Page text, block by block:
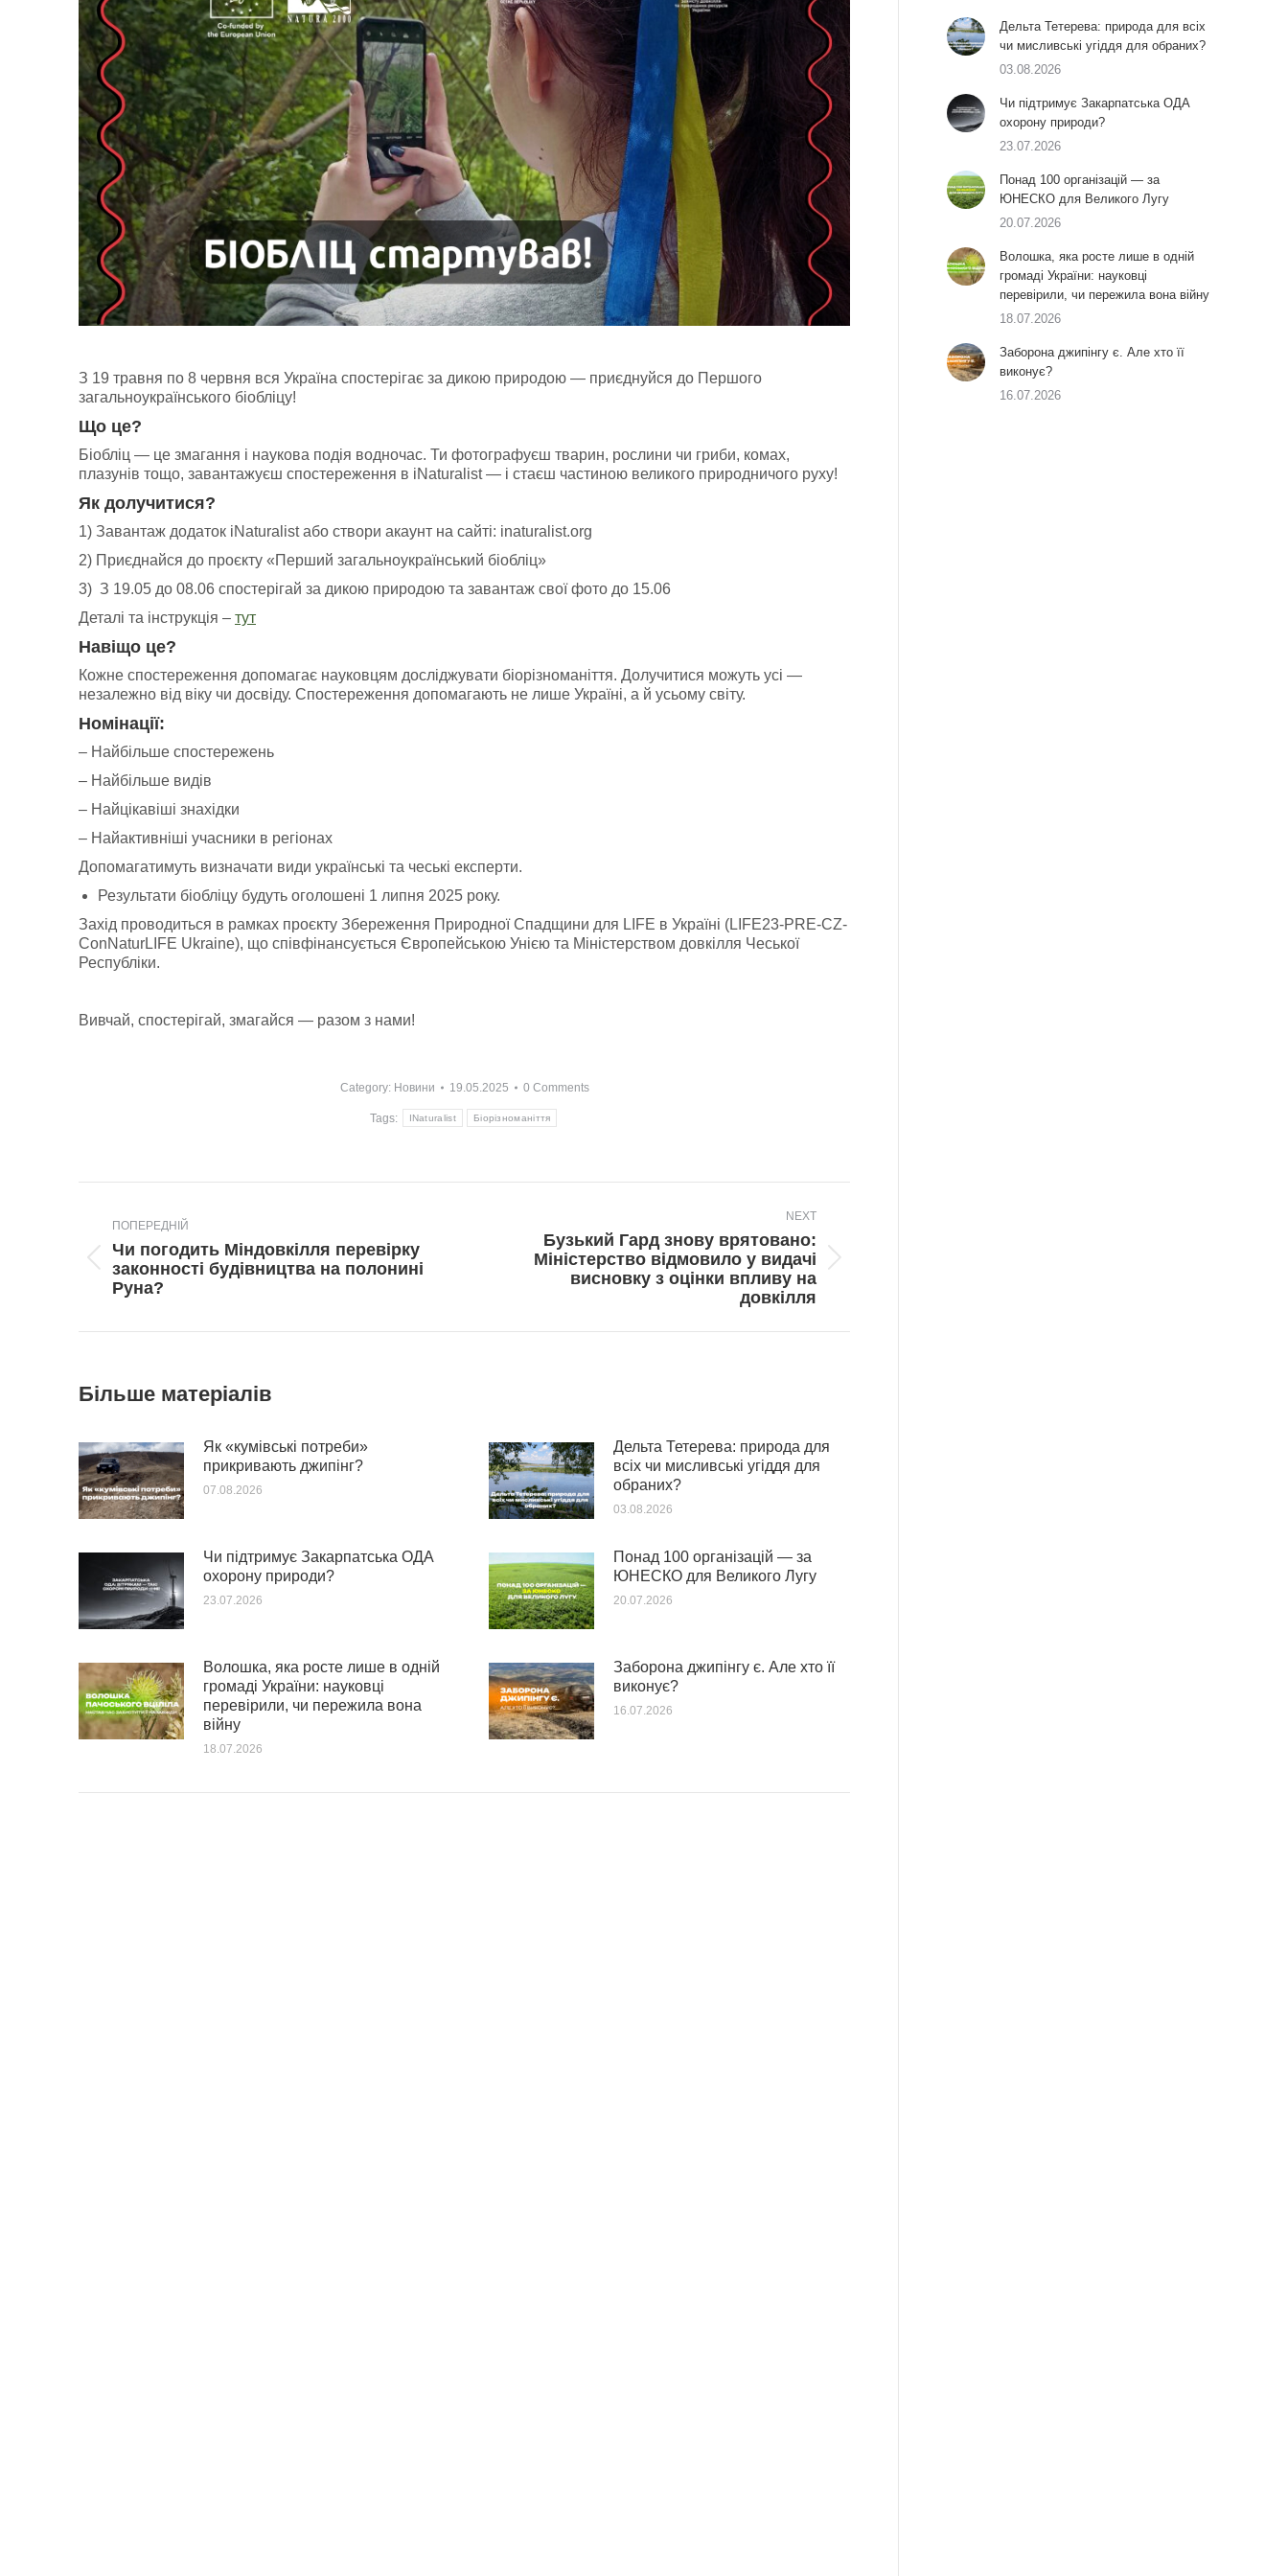
З 19 травня по 8 червня вся Україна спостерігає за дикою природою — приєднуйся до Першого
загальноукраїнського біобліцу!
Що це?
Біобліц — це змагання і наукова подія водночас. Ти фотографуєш тварин, рослини чи гриби, комах,
плазунів тощо, завантажуєш спостереження в iNaturalist — і стаєш частиною великого природничого руху!
Як долучитися?
1) Завантаж додаток iNaturalist або створи акаунт на сайті: inaturalist.org
2) Приєднайся до проєкту «Перший загальноукраїнський біобліц»
3) З 19.05 до 08.06 спостерігай за дикою природою та завантаж свої фото до 15.06
Деталі та інструкція – тут
Навіщо це?
Кожне спостереження допомагає науковцям досліджувати біорізноманіття. Долучитися можуть усі —
незалежно від віку чи досвіду. Спостереження допомагають не лише Україні, а й усьому світу.
Номінації:
– Найбільше спостережень
– Найбільше видів
– Найцікавіші знахідки
– Найактивніші учасники в регіонах
Допомагатимуть визначати види українські та чеські експерти.
Результати біобліцу будуть оголошені 1 липня 2025 року.
Захід проводиться в рамках проєкту Збереження Природної Спадщини для LIFE в Україні (LIFE23-PRE-CZ-
ConNaturLIFE Ukraine), що співфінансується Європейською Унією та Міністерством довкілля Чеської
Республіки.
Вивчай, спостерігай, змагайся — разом з нами!
Category: Новини 19.05.2025 0 Comments
Tags: INaturalist Біорізноманіття
navigation
ПОПЕРЕДНІЙ
Попередній
пост:
Чи погодить Міндовкілля перевірку
законності будівництва на полонині
Руна?
NEXT
Бузький Гард знову врятовано:
Міністерство відмовило у видачі
висновку з оцінки впливу на
довкілля
Більше матеріалів
Як «кумівські потреби»
прикривають джипінг?
07.08.2026
Дельта Тетерева: природа для
всіх чи мисливські угіддя для
обраних?
03.08.2026
Чи підтримує Закарпатська ОДА
охорону природи?
23.07.2026
Понад 100 організацій — за
ЮНЕСКО для Великого Лугу
20.07.2026
Волошка, яка росте лише в одній
громаді України: науковці
перевірили, чи пережила вона
війну
18.07.2026
Заборона джипінгу є. Але хто її
виконує?
16.07.2026
Дельта Тетерева: природа для всіх
чи мисливські угіддя для обраних?
03.08.2026
Чи підтримує Закарпатська ОДА
охорону природи?
23.07.2026
Понад 100 організацій — за
ЮНЕСКО для Великого Лугу
20.07.2026
Волошка, яка росте лише в одній
громаді України: науковці
перевірили, чи пережила вона війну
18.07.2026
Заборона джипінгу є. Але хто її
виконує?
16.07.2026